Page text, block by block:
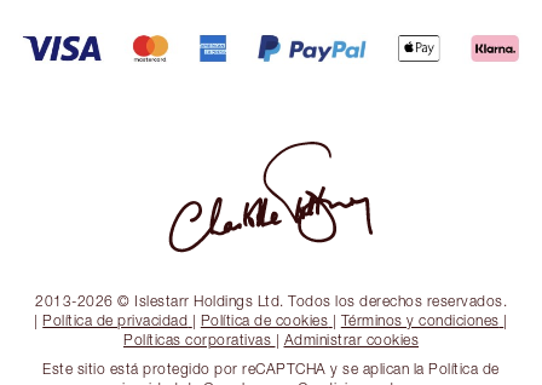
2013-2026 © Islestarr Holdings Ltd. Todos los derechos reservados.
| Política de privacidad | Política de cookies | Términos y condiciones |
Políticas corporativas | Administrar cookies
Este sitio está protegido por reCAPTCHA y se aplican la Política de